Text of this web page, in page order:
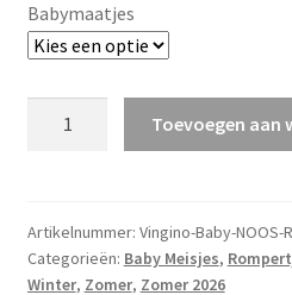
Babymaatjes
Peri
AOP
v.a.
Toevoegen aan
Artikelnummer: Vingino-Baby-
Categorieën: Baby Meisjes,
Winter, Zomer, Zomer 2026